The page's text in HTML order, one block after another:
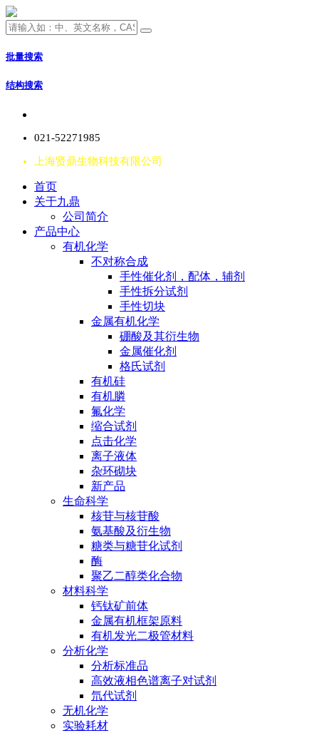
批量搜索
结构搜索
021-52271985
上海贤鼎生物科技有限公司
首页
关于九鼎
公司简介
产品中心
有机化学
不对称合成
手性催化剂，配体，辅剂
手性拆分试剂
手性切块
金属有机化学
硼酸及其衍生物
金属催化剂
格氏试剂
有机硅
有机膦
氟化学
缩合试剂
点击化学
离子液体
杂环砌块
新产品
生命科学
核苷与核苷酸
氨基酸及衍生物
糖类与糖苷化试剂
酶
聚乙二醇类化合物
材料科学
钙钛矿前体
金属有机框架原料
有机发光二极管材料
分析化学
分析标准品
高效液相色谱离子对试剂
氘代试剂
无机化学
实验耗材